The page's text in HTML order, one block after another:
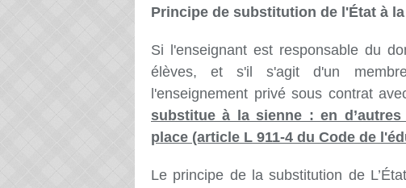
Principe de substitution de l'État à
Si l'enseignant est responsable du
élèves, et s'il s'agit d'un
l'enseignement privé sous contrat
substitue à la sienne : en
place (article L 911-4 du Code de
Le principe de la substitution de